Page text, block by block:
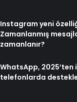
Instagram yeni
Zamanlanmış
zamanlanır?
WhatsApp, 2025’ten
telefonlarda